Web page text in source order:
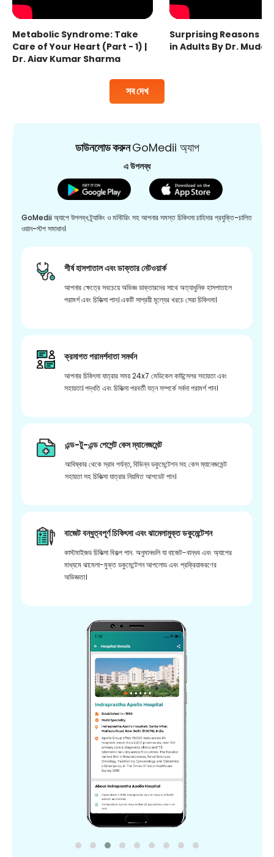
সব দেখ
Metabolic Syndrome: Take
Care of Your Heart (Part - 1) |
Dr. Ajay Kumar Sharma
Surprising Reasons
in Adults By Dr.
ডাউনলোড করুনGoMedii অ্যাপ
এ উপলব্ধ
GoMedii অ্যাপে উপলব্ধ ট্র্যাকিং ও মনিটরিং সহ আপনার সমস্ত চিকিৎসা চাহিদার প্রযুক্তি-চালিত
ওয়ান-স্টপ সমাধান।
শীর্ষ হাসপাতাল এবং ডাক্তার নেটওয়ার্ক
আপনার ক্ষেত্রে সবচেয়ে অভিজ্ঞ ডাক্তারদের সাথে অত্যাধুনিক হাসপাতালে
পরামর্শ এবং চিকিত্সা পান। একটি সাশ্রয়ী মূল্যের খরচে সেরা চিকিৎসা।
ক্রমাগত পরামর্শদাতা সমর্থন
আপনার চিকিৎসা যাত্রার সময় 24x7 মেডিকেল কাউন্সেলর সহায়তা এবং
সহায়তা। পদ্ধতি এবং চিকিত্সা পরবর্তী যত্ন সম্পর্কে সর্বদা পরামর্শ পান।
এন্ড-টু-এন্ড পেশেন্ট কেস ম্যানেজমেন্ট
আবিষ্কার থেকে স্রাব পর্যন্ত, বিভিন্ন ডকুমেন্টেশন সহ কেস ম্যানেজমেন্ট
সহায়তা সহ চিকিত্সা যাত্রার নিয়মিত আপডেট পান।
বাজেট বন্ধুত্বপূর্ণ চিকিৎসা এবং ঝামেলামুক্ত ডকুমেন্টেশন
কাস্টমাইজড চিকিত্সা বিকল্প পান. অনুমানগুলি যা বাজেট-বান্ধব এবং অ্যাপের
মাধ্যমে ঝামেলা-মুক্ত ডকুমেন্টেশন আপলোড এবং প্রক্রিয়াকরণের
অভিজ্ঞতা।